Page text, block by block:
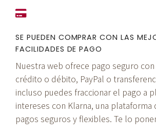
SE PUEDEN COMPRAR CON LAS
FACILIDADES DE PAGO
Nuestra web ofrece pago seguro
crédito o débito, PayPal o
incluso puedes fraccionar el pago a
intereses con Klarna, una plataforma
pagos seguros y flexibles. Te lo